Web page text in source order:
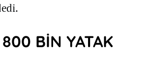
BİN YATAK